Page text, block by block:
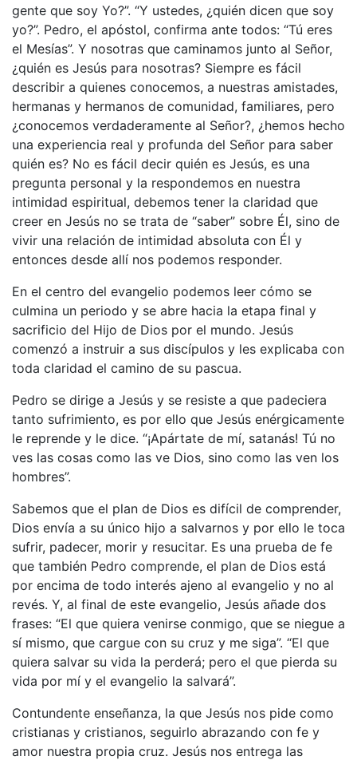
gente que soy Yo?”. “Y ustedes, ¿quién dicen que soy
yo?”. Pedro, el apóstol, confirma ante todos: “Tú eres
el Mesías”. Y nosotras que caminamos junto al Señor,
¿quién es Jesús para nosotras? Siempre es fácil
describir a quienes conocemos, a nuestras amistades,
hermanas y hermanos de comunidad, familiares, pero
¿conocemos verdaderamente al Señor?, ¿hemos hecho
una experiencia real y profunda del Señor para saber
quién es? No es fácil decir quién es Jesús, es una
pregunta personal y la respondemos en nuestra
intimidad espiritual, debemos tener la claridad que
creer en Jesús no se trata de “saber” sobre Él, sino de
vivir una relación de intimidad absoluta con Él y
entonces desde allí nos podemos responder.
En el centro del evangelio podemos leer cómo se
culmina un periodo y se abre hacia la etapa final y
sacrificio del Hijo de Dios por el mundo. Jesús
comenzó a instruir a sus discípulos y les explicaba con
toda claridad el camino de su pascua.
Pedro se dirige a Jesús y se resiste a que padeciera
tanto sufrimiento, es por ello que Jesús enérgicamente
le reprende y le dice. “¡Apártate de mí, satanás! Tú no
ves las cosas como las ve Dios, sino como las ven los
hombres”.
Sabemos que el plan de Dios es difícil de comprender,
Dios envía a su único hijo a salvarnos y por ello le toca
sufrir, padecer, morir y resucitar. Es una prueba de fe
que también Pedro comprende, el plan de Dios está
por encima de todo interés ajeno al evangelio y no al
revés. Y, al final de este evangelio, Jesús añade dos
frases: “El que quiera venirse conmigo, que se niegue a
sí mismo, que cargue con su cruz y me siga”. “El que
quiera salvar su vida la perderá; pero el que pierda su
vida por mí y el evangelio la salvará”.
Contundente enseñanza, la que Jesús nos pide como
cristianas y cristianos, seguirlo abrazando con fe y
amor nuestra propia cruz. Jesús nos entrega las